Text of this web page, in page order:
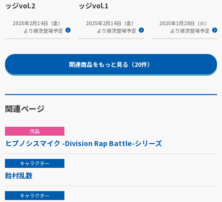
ッジvol.2
2025年2月14日（金）
より順次登場予定
ッジvol.1
2025年2月14日（金）
より順次登場予定
2025年1月28日（火）
より順次登場予定
関連商品をもっと見る（20件）
関連ページ
作品
ヒプノシスマイク -Division Rap Battle-シリーズ
キャラクター
飴村乱数
キャラクター